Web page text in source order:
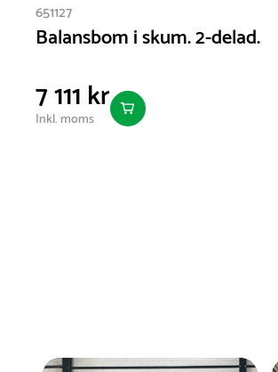
651127
Balansbom i skum. 2-delad.
7 111 kr
Inkl. moms